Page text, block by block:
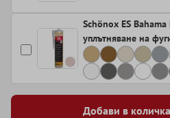
Schönox ES
уплътняване на
Добави в